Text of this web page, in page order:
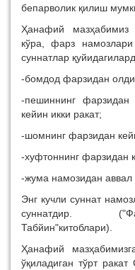
бепарволик қилиш
Ҳанафий мазҳабимиз
кўра, фарз намозлари
суннатлар
-бомдод фарзидан
-пешиннинг
кейин икки ракат;
-шомнинг фарзидан
-хуфтоннинг фарзидан
-жума намозидан аввал
Энг кучли суннат
суннатдир.
Табйин"китоблари).
Ҳанафий
ўқиладиган тўрт